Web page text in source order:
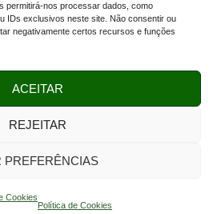
permitirá-nos processar dados, como
IDs exclusivos neste site. Não consentir ou
negativamente certos recursos e funções
ACEITAR
REJEITAR
PREFERÊNCIAS
Cookies
Política de Cookies
® 2023 ©